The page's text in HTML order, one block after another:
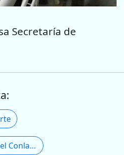
Secretaría de
Aeropuerto del Valle del Conlara